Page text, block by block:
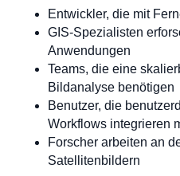
Entwickler, die mit
GIS-Spezialisten
Anwendungen
Teams, die eine
Bildanalyse benötigen
Benutzer, die
Workflows integrieren
Forscher arbeiten an
Satellitenbildern